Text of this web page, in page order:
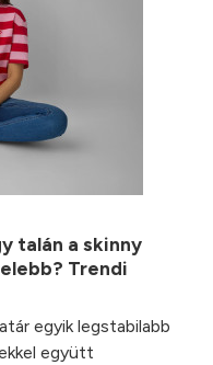
talán a skinny
Trendi
egyik legstabilabb
együtt